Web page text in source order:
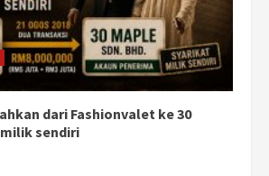
dari Fashionvalet ke 30
sendiri